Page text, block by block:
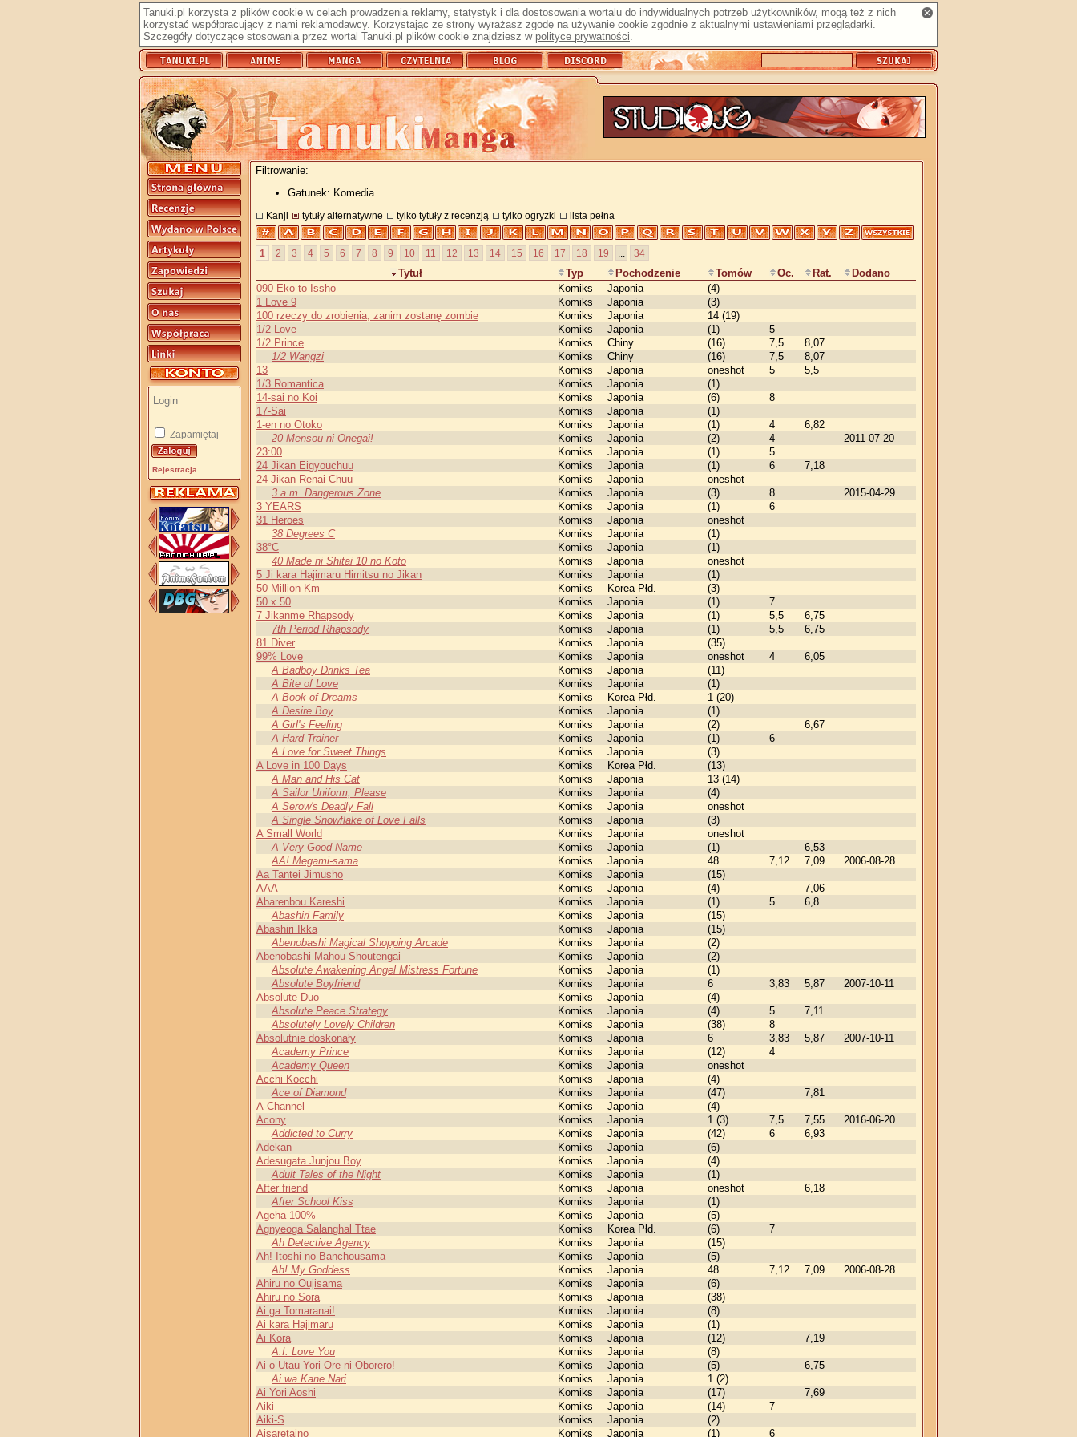
Tanuki.pl korzysta z plików cookie w celach prowadzenia reklamy, statystyk i dla dostosowania wortalu do indywidualnych potrzeb użytkowników, mogą też z nich
korzystać współpracujący z nami reklamodawcy. Korzystając ze strony wyrażasz zgodę na używanie cookie zgodnie z aktualnymi ustawieniami przeglądarki.
Szczegóły dotyczące stosowania przez wortal Tanuki.pl plików cookie znajdziesz w polityce prywatności.
Zapamiętaj
Rejestracja
Filtrowanie:
Gatunek: Komedia
Kanji tytuły alternatywne tylko tytuły z recenzją tylko ogryzki lista pełna
1 2 3 4 5 6 7 8 9 10 11 12 13 14 15 16 17 18 19 34
Tytuł Typ Pochodzenie Tomów Oc. Rat.
Dodano
090 Eko to Issho
Komiks Japonia
(4)
1 Love 9
Komiks Japonia
(3)
100 rzeczy do zrobienia, zanim zostanę zombie
Komiks Japonia
14 (19)
1/2 Love
Komiks Japonia (1)
5
1/2 Prince
Komiks Chiny (16) 7,5
8,07
1/2 Wangzi
Komiks Chiny (16) 7,5
8,07
13
Komiks Japonia oneshot 5
5,5
1/3 Romantica
Komiks Japonia
(1)
14-sai no Koi
Komiks Japonia (6)
8
17-Sai
Komiks Japonia
(1)
1-en no Otoko
Komiks Japonia (1) 4
6,82
20 Mensou ni Onegai!
Komiks Japonia (2) 4
2011-07-20
23:00
Komiks Japonia (1)
5
24 Jikan Eigyouchuu
Komiks Japonia (1) 6
7,18
24 Jikan Renai Chuu
Komiks Japonia
oneshot
3 a.m. Dangerous Zone
Komiks Japonia (3) 8
2015-04-29
3 YEARS
Komiks Japonia (1)
6
31 Heroes
Komiks Japonia
oneshot
38 Degrees C
Komiks Japonia
(1)
38°C
Komiks Japonia
(1)
40 Made ni Shitai 10 no Koto
Komiks Japonia
oneshot
5 Ji kara Hajimaru Himitsu no Jikan
Komiks Japonia
(1)
50 Million Km
Komiks Korea Płd.
(3)
50 x 50
Komiks Japonia (1)
7
7 Jikanme Rhapsody
Komiks Japonia (1) 5,5
6,75
7th Period Rhapsody
Komiks Japonia (1) 5,5
6,75
81 Diver
Komiks Japonia
(35)
99% Love
Komiks Japonia oneshot 4
6,05
A Badboy Drinks Tea
Komiks Japonia
(11)
A Bite of Love
Komiks Japonia
(1)
A Book of Dreams
Komiks Korea Płd.
1 (20)
A Desire Boy
Komiks Japonia
(1)
A Girl's Feeling
Komiks Japonia (2)
6,67
A Hard Trainer
Komiks Japonia (1)
6
A Love for Sweet Things
Komiks Japonia
(3)
A Love in 100 Days
Komiks Korea Płd.
(13)
A Man and His Cat
Komiks Japonia
13 (14)
A Sailor Uniform, Please
Komiks Japonia
(4)
A Serow's Deadly Fall
Komiks Japonia
oneshot
A Single Snowflake of Love Falls
Komiks Japonia
(3)
A Small World
Komiks Japonia
oneshot
A Very Good Name
Komiks Japonia (1)
6,53
AA! Megami-sama
Komiks Japonia 48 7,12 7,09
2006-08-28
Aa Tantei Jimusho
Komiks Japonia
(15)
AAA
Komiks Japonia (4)
7,06
Abarenbou Kareshi
Komiks Japonia (1) 5
6,8
Abashiri Family
Komiks Japonia
(15)
Abashiri Ikka
Komiks Japonia
(15)
Abenobashi Magical Shopping Arcade
Komiks Japonia
(2)
Abenobashi Mahou Shoutengai
Komiks Japonia
(2)
Absolute Awakening Angel Mistress Fortune
Komiks Japonia
(1)
Absolute Boyfriend
Komiks Japonia 6 3,83 5,87
2007-10-11
Absolute Duo
Komiks Japonia
(4)
Absolute Peace Strategy
Komiks Japonia (4) 5
7,11
Absolutely Lovely Children
Komiks Japonia (38)
8
Absolutnie doskonały
Komiks Japonia 6 3,83 5,87
2007-10-11
Academy Prince
Komiks Japonia (12)
4
Academy Queen
Komiks Japonia
oneshot
Acchi Kocchi
Komiks Japonia
(4)
Ace of Diamond
Komiks Japonia (47)
7,81
A-Channel
Komiks Japonia
(4)
Acony
Komiks Japonia 1 (3) 7,5 7,55
2016-06-20
Addicted to Curry
Komiks Japonia (42) 6
6,93
Adekan
Komiks Japonia
(6)
Adesugata Junjou Boy
Komiks Japonia
(4)
Adult Tales of the Night
Komiks Japonia
(1)
After friend
Komiks Japonia oneshot
6,18
After School Kiss
Komiks Japonia
(1)
Ageha 100%
Komiks Japonia
(5)
Agnyeoga Salanghal Ttae
Komiks Korea Płd. (6)
7
Ah Detective Agency
Komiks Japonia
(15)
Ah! Itoshi no Banchousama
Komiks Japonia
(5)
Ah! My Goddess
Komiks Japonia 48 7,12 7,09
2006-08-28
Ahiru no Oujisama
Komiks Japonia
(6)
Ahiru no Sora
Komiks Japonia
(38)
Ai ga Tomaranai!
Komiks Japonia
(8)
Ai kara Hajimaru
Komiks Japonia
(1)
Ai Kora
Komiks Japonia (12)
7,19
A.I. Love You
Komiks Japonia
(8)
Ai o Utau Yori Ore ni Oborero!
Komiks Japonia (5)
6,75
Ai wa Kane Nari
Komiks Japonia
1 (2)
Ai Yori Aoshi
Komiks Japonia (17)
7,69
Aiki
Komiks Japonia (14)
7
Aiki-S
Komiks Japonia
(2)
Aisaretaino
Komiks Japonia (1) 6